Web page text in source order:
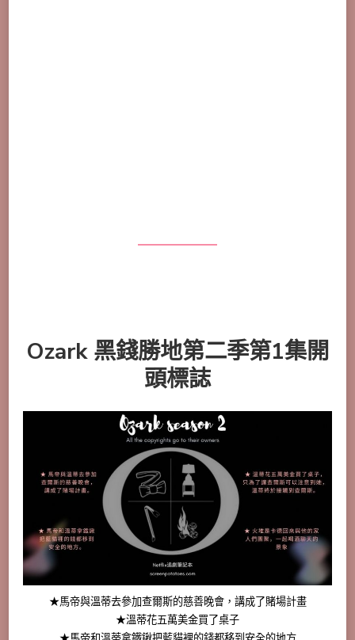
Ozark 黑錢勝地第二季第1集開
頭標誌
★馬帝與溫蒂去參加查爾斯的慈善晚會，講成了賭場計畫
★溫蒂花五萬美金買了桌子